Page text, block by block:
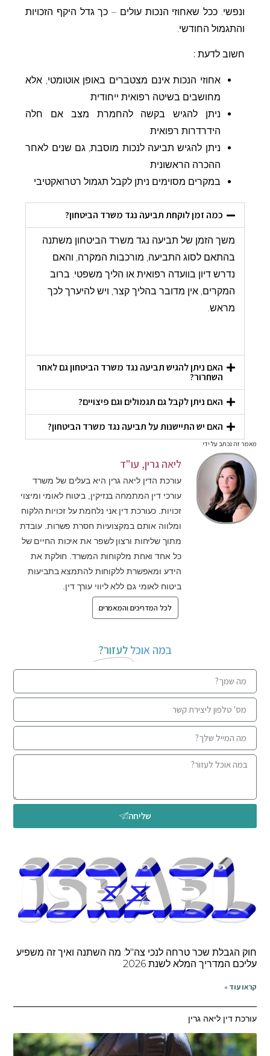
ונפשי. ככל שאחוזי הנכות עולים – כך גדל היקף הזכויות
והתגמול החודשי.
חשוב לדעת :
אחוזי הנכות אינם מצטברים באופן אוטומטי, אלא
מחושבים בשיטה רפואית ייחודית
ניתן להגיש בקשה להחמרת מצב אם חלה
הידרדרות רפואית
ניתן להגיש תביעה לנכות מוסבת, גם שנים לאחר
ההכרה הראשונית
במקרים מסוימים ניתן לקבל תגמול רטרואקטיבי
כמה זמן לוקחת תביעה נגד משרד הביטחון?
משך הזמן של תביעה נגד משרד הביטחון משתנה
בהתאם לסוג התביעה, מורכבות המקרה, והאם
נדרש דיון בוועדה רפואית או הליך משפטי. ברוב
המקרים, אין מדובר בהליך קצר, ויש להיערך לכך
מראש.
האם ניתן להגיש תביעה נגד משרד הביטחון גם לאחר
השחרור?
האם ניתן לקבל גם תגמולים וגם פיצויים?
האם יש התיישנות על תביעה נגד משרד הביטחון?
מאמר זה נכתב על ידי
ליאה גרין, עו"ד
עורכת הדין ליאה גרין היא בעלים של משרד
עורכי דין המתמחה בנזיקין, ביטוח לאומי ומיצוי
זכויות. כעורכת דין אני נלחמת על זכויות הלקוח
ומלווה אותם במקצועיות חסרת פשרות. עובדת
מתוך שליחות ורצון לשפר את איכות החיים של
כל אחד ואחת מלקוחות המשרד. חולקת את
הידע ומאפשרת ללקוחות להתמצא בתביעות
ביטוח לאומי גם ללא ליווי עורך דין.
לכל המדריכים והמאמרים
במה אוכל לעזור?
שליחה
חוק הגבלת שכר טרחה לנכי צה"ל: מה השתנה ואיך זה משפיע
עליכם המדריך המלא לשנת 2026
קראו עוד »
עורכת דין ליאה גרין